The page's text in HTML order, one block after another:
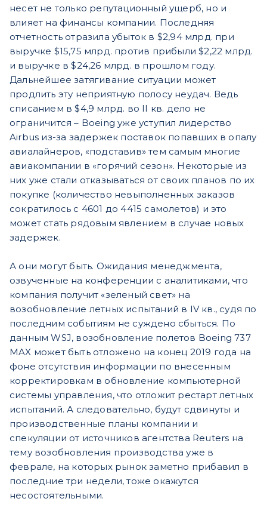
несет не только репутационный ущерб, но и
влияет на финансы компании. Последняя
отчетность отразила убыток в $2,94 млрд. при
выручке $15,75 млрд. против прибыли $2,22 млрд.
и выручке в $24,26 млрд. в прошлом году.
Дальнейшее затягивание ситуации может
продлить эту неприятную полосу неудач. Ведь
списанием в $4,9 млрд. во II кв. дело не
ограничится – Boeing уже уступил лидерство
Airbus из-за задержек поставок попавших в опалу
авиалайнеров, «подставив» тем самым многие
авиакомпании в «горячий сезон». Некоторые из
них уже стали отказываться от своих планов по их
покупке (количество невыполненных заказов
сократилось с 4601 до 4415 самолетов) и это
может стать рядовым явлением в случае новых
задержек.
А они могут быть. Ожидания менеджмента,
озвученные на конференции с аналитиками, что
компания получит «зеленый свет» на
возобновление летных испытаний в IV кв., судя по
последним событиям не суждено сбыться. По
данным WSJ, возобновление полетов Boeing 737
MAX может быть отложено на конец 2019 года на
фоне отсутствия информации по внесенным
корректировкам в обновление компьютерной
системы управления, что отложит рестарт летных
испытаний. А следовательно, будут сдвинуты и
производственные планы компании и
спекуляции от источников агентства Reuters на
тему возобновления производства уже в
феврале, на которых рынок заметно прибавил в
последние три недели, тоже окажутся
несостоятельными.